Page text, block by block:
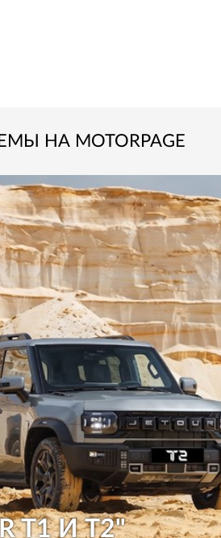
НА MOTORPAGE
T1 И T2"